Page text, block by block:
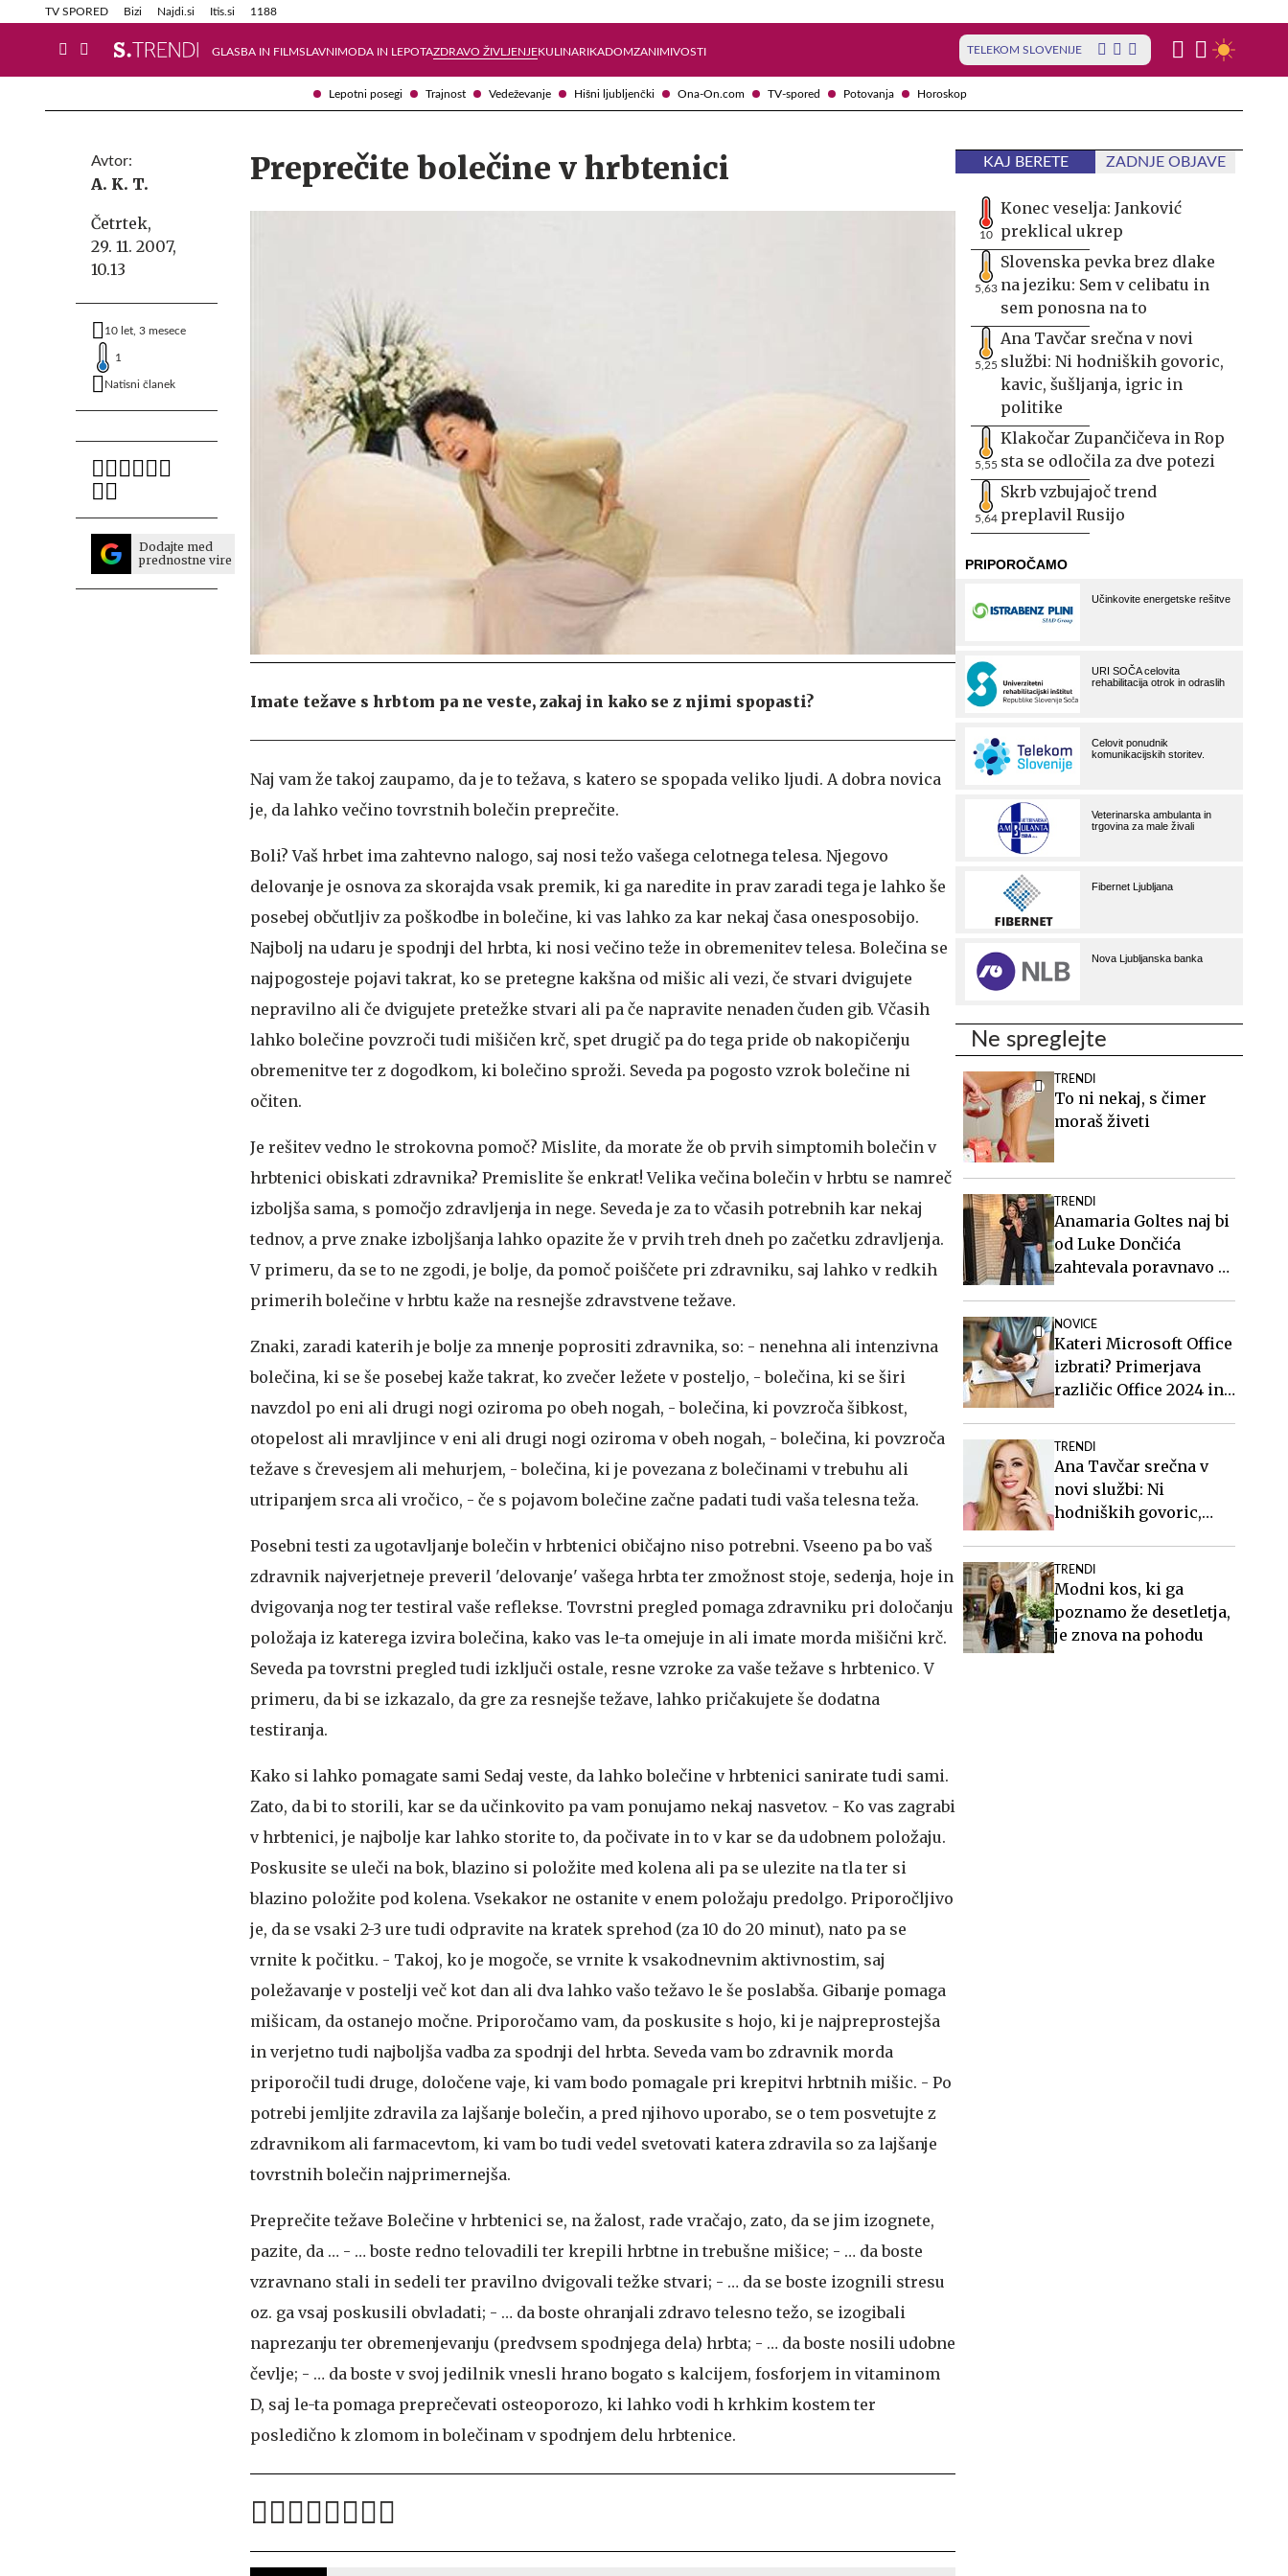
Lepotni posegi Trajnost Vedeževanje Hišni ljubljenčki Ona-On.com TV-spored Potovanja Horoskop
TV SPORED Bizi Najdi.si Itis.si 1188
GLASBA IN FILMSLAVNIMODA IN LEPOTAZDRAVO ŽIVLJENJEKULINARIKADOMZANIMIVOSTI TELEKOM SLOVENIJE
Info in obvestila Tehnik
Avtor:
A. K. T.
Četrtek,
29. 11. 2007,
10.13
10 let, 3 mesece
1
Natisni članek
Dodajte med
prednostne vire
Preprečite bolečine v hrbtenici
Imate težave s hrbtom pa ne veste, zakaj in kako se z njimi spopasti?
Naj vam že takoj zaupamo, da je to težava, s katero se spopada veliko ljudi. A dobra novica
je, da lahko večino tovrstnih bolečin preprečite.
Boli? Vaš hrbet ima zahtevno nalogo, saj nosi težo vašega celotnega telesa. Njegovo
delovanje je osnova za skorajda vsak premik, ki ga naredite in prav zaradi tega je lahko še
posebej občutljiv za poškodbe in bolečine, ki vas lahko za kar nekaj časa onesposobijo.
Najbolj na udaru je spodnji del hrbta, ki nosi večino teže in obremenitev telesa. Bolečina se
najpogosteje pojavi takrat, ko se pretegne kakšna od mišic ali vezi, če stvari dvigujete
nepravilno ali če dvigujete pretežke stvari ali pa če napravite nenaden čuden gib. Včasih
lahko bolečine povzroči tudi mišičen krč, spet drugič pa do tega pride ob nakopičenju
obremenitve ter z dogodkom, ki bolečino sproži. Seveda pa pogosto vzrok bolečine ni
očiten.
Je rešitev vedno le strokovna pomoč? Mislite, da morate že ob prvih simptomih bolečin v
hrbtenici obiskati zdravnika? Premislite še enkrat! Velika večina bolečin v hrbtu se namreč
izboljša sama, s pomočjo zdravljenja in nege. Seveda je za to včasih potrebnih kar nekaj
tednov, a prve znake izboljšanja lahko opazite že v prvih treh dneh po začetku zdravljenja.
V primeru, da se to ne zgodi, je bolje, da pomoč poiščete pri zdravniku, saj lahko v redkih
primerih bolečine v hrbtu kaže na resnejše zdravstvene težave.
Znaki, zaradi katerih je bolje za mnenje poprositi zdravnika, so: - nenehna ali intenzivna
bolečina, ki se še posebej kaže takrat, ko zvečer ležete v posteljo, - bolečina, ki se širi
navzdol po eni ali drugi nogi oziroma po obeh nogah, - bolečina, ki povzroča šibkost,
otopelost ali mravljince v eni ali drugi nogi oziroma v obeh nogah, - bolečina, ki povzroča
težave s črevesjem ali mehurjem, - bolečina, ki je povezana z bolečinami v trebuhu ali
utripanjem srca ali vročico, - če s pojavom bolečine začne padati tudi vaša telesna teža.
Posebni testi za ugotavljanje bolečin v hrbtenici običajno niso potrebni. Vseeno pa bo vaš
zdravnik najverjetneje preveril 'delovanje' vašega hrbta ter zmožnost stoje, sedenja, hoje in
dvigovanja nog ter testiral vaše reflekse. Tovrstni pregled pomaga zdravniku pri določanju
položaja iz katerega izvira bolečina, kako vas le-ta omejuje in ali imate morda mišični krč.
Seveda pa tovrstni pregled tudi izključi ostale, resne vzroke za vaše težave s hrbtenico. V
primeru, da bi se izkazalo, da gre za resnejše težave, lahko pričakujete še dodatna
testiranja.
Kako si lahko pomagate sami Sedaj veste, da lahko bolečine v hrbtenici sanirate tudi sami.
Zato, da bi to storili, kar se da učinkovito pa vam ponujamo nekaj nasvetov. - Ko vas zagrabi
v hrbtenici, je najbolje kar lahko storite to, da počivate in to v kar se da udobnem položaju.
Poskusite se uleči na bok, blazino si položite med kolena ali pa se ulezite na tla ter si
blazino položite pod kolena. Vsekakor ne ostanite v enem položaju predolgo. Priporočljivo
je, da se vsaki 2-3 ure tudi odpravite na kratek sprehod (za 10 do 20 minut), nato pa se
vrnite k počitku. - Takoj, ko je mogoče, se vrnite k vsakodnevnim aktivnostim, saj
poležavanje v postelji več kot dan ali dva lahko vašo težavo le še poslabša. Gibanje pomaga
mišicam, da ostanejo močne. Priporočamo vam, da poskusite s hojo, ki je najpreprostejša
in verjetno tudi najboljša vadba za spodnji del hrbta. Seveda vam bo zdravnik morda
priporočil tudi druge, določene vaje, ki vam bodo pomagale pri krepitvi hrbtnih mišic. - Po
potrebi jemljite zdravila za lajšanje bolečin, a pred njihovo uporabo, se o tem posvetujte z
zdravnikom ali farmacevtom, ki vam bo tudi vedel svetovati katera zdravila so za lajšanje
tovrstnih bolečin najprimernejša.
Preprečite težave Bolečine v hrbtenici se, na žalost, rade vračajo, zato, da se jim izognete,
pazite, da … - … boste redno telovadili ter krepili hrbtne in trebušne mišice; - … da boste
vzravnano stali in sedeli ter pravilno dvigovali težke stvari; - … da se boste izognili stresu
oz. ga vsaj poskusili obvladati; - … da boste ohranjali zdravo telesno težo, se izogibali
naprezanju ter obremenjevanju (predvsem spodnjega dela) hrbta; - … da boste nosili udobne
čevlje; - … da boste v svoj jedilnik vnesli hrano bogato s kalcijem, fosforjem in vitaminom
D, saj le-ta pomaga preprečevati osteoporozo, ki lahko vodi h krhkim kostem ter
posledično k zlomom in bolečinam v spodnjem delu hrbtenice.
KAJ BERETE ZADNJE OBJAVE
10
Konec veselja: Janković
preklical ukrep
5,63
Slovenska pevka brez dlake
na jeziku: Sem v celibatu in
sem ponosna na to
5,25
Ana Tavčar srečna v novi
službi: Ni hodniških govoric,
kavic, šušljanja, igric in
politike
5,55
Klakočar Zupančičeva in Rop
sta se odločila za dve potezi
5,64
Skrb vzbujajoč trend
preplavil Rusijo
Ne spreglejte
TRENDI
To ni nekaj, s čimer
moraš živeti
TRENDI
Anamaria Goltes naj bi
od Luke Dončića
zahtevala poravnavo v
NOVICE
Kateri Microsoft Office
izbrati? Primerjava
različic Office 2024 in
TRENDI
Ana Tavčar srečna v
novi službi: Ni
hodniških govoric,
TRENDI
Modni kos, ki ga
poznamo že desetletja,
je znova na pohodu